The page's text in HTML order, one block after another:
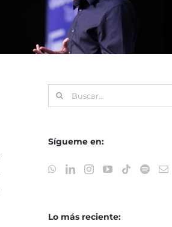
Buscar:
Sígueme en:
Lo más reciente: